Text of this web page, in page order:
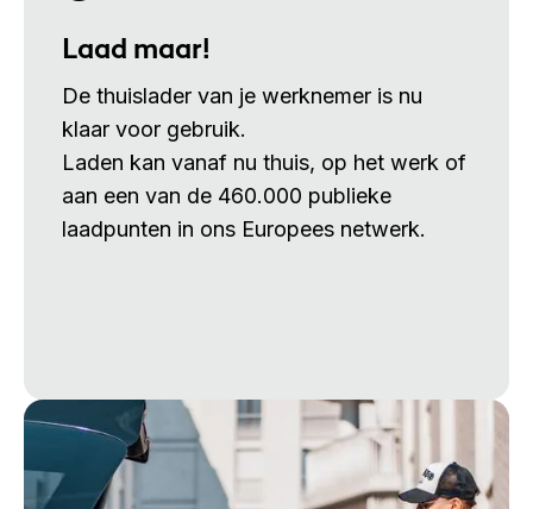
Laad maar!
De thuislader van je werknemer is nu
klaar voor gebruik.
Laden kan vanaf nu thuis, op het werk of
aan een van de 460.000 publieke
laadpunten in ons Europees netwerk.